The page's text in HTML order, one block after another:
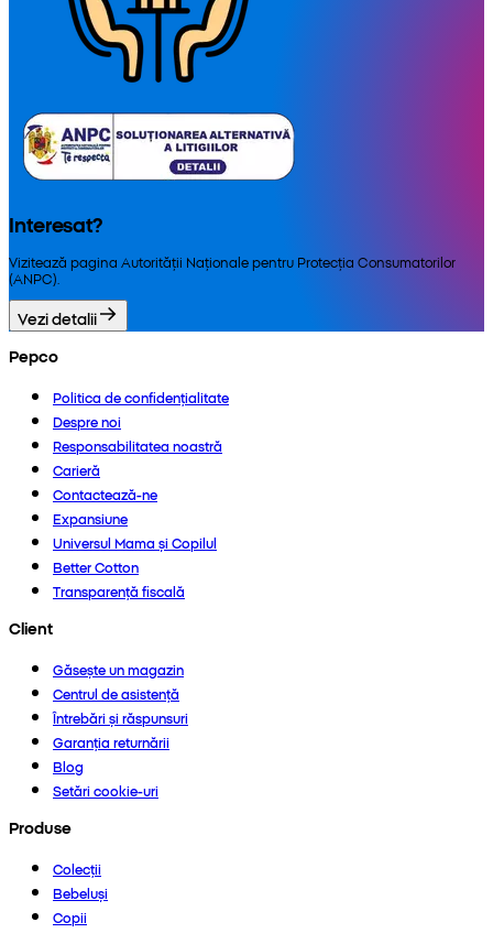
Interesat?
Vizitează pagina Autorității Naționale pentru Protecția Consumatorilor
(ANPC).
Vezi detalii
Pepco
Politica de confidențialitate
Despre noi
Responsabilitatea noastră
Carieră
Contactează-ne
Expansiune
Universul Mama și Copilul
Better Cotton
Transparență fiscală
Client
Găsește un magazin
Centrul de asistență
Întrebări și răspunsuri
Garanția returnării
Blog
Setări cookie-uri
Produse
Colecții
Bebeluși
Copii